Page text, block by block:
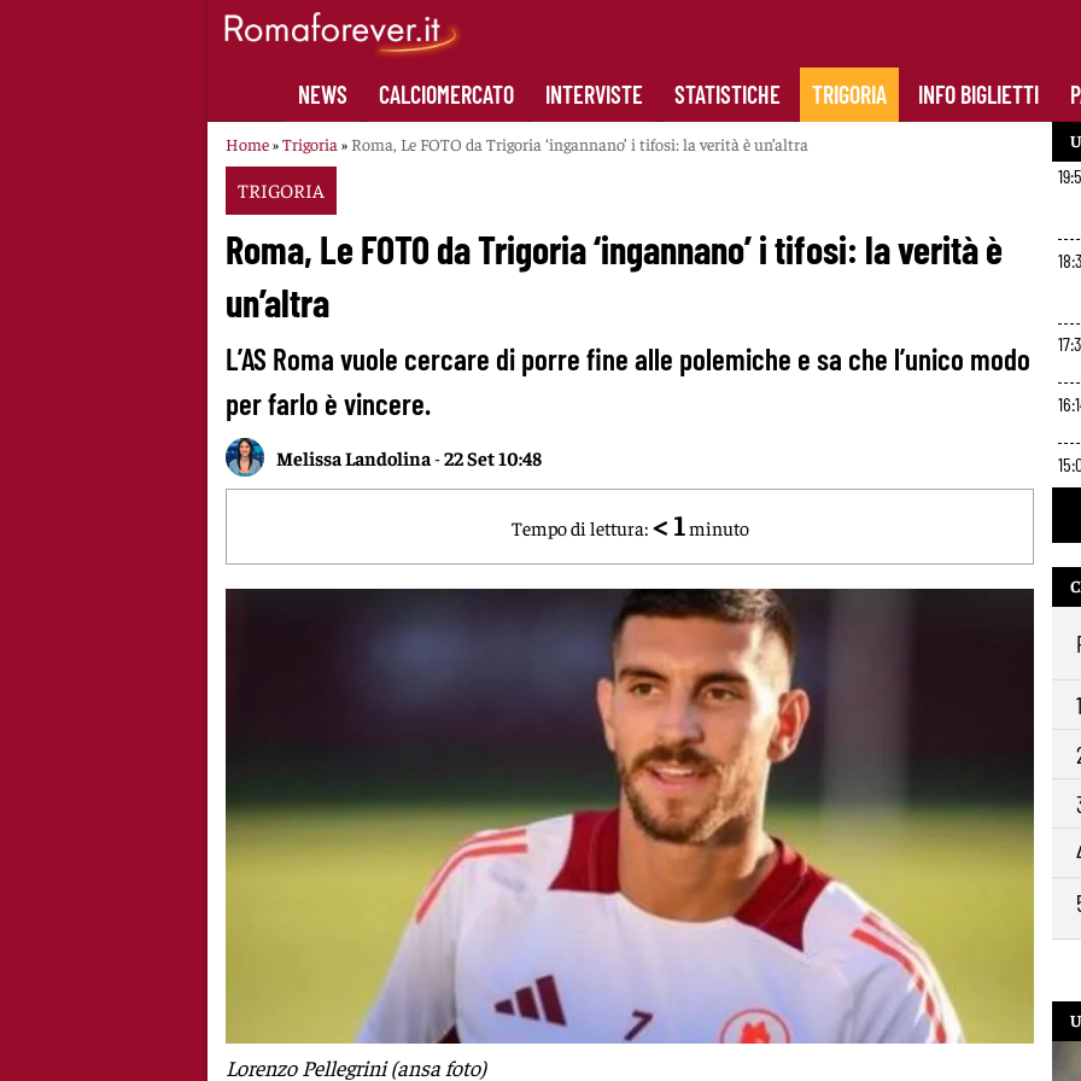
NEWS CALCIOMERCATO INTERVISTE STATISTICHE TRIGORIA INFO BIGLIETTI
Home»Trigoria » Roma, Le FOTO da Trigoria ‘ingannano’ i tifosi: la verità è un’altra
TRIGORIA
Roma, Le FOTO da Trigoria ‘ingannano’ i tifosi: la verità è
un’altra
L’AS Roma vuole cercare di porre fine alle polemiche e sa che l’unico modo
per farlo è vincere.
Melissa Landolina -22 Set 10:48
Tempo di lettura: < 1 minuto
Lorenzo Pellegrini (ansa foto)
10:391